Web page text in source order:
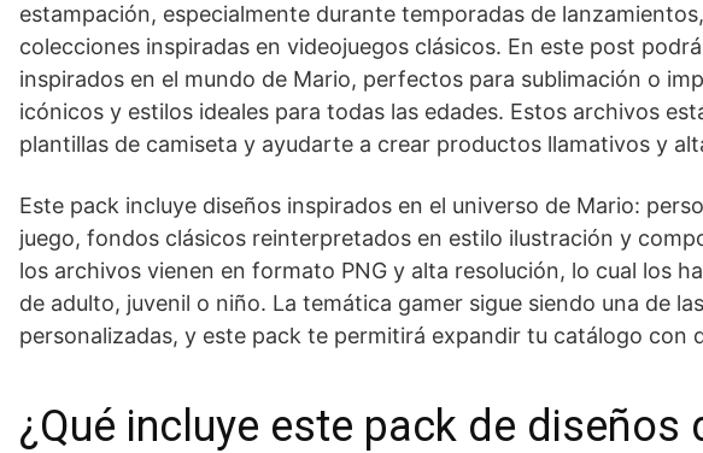
estampación, especialmente durante temporadas de
colecciones inspiradas en videojuegos clásicos. En este post
inspirados en el mundo de Mario, perfectos para sublimación o
icónicos y estilos ideales para todas las edades. Estos archivos
plantillas de camiseta y ayudarte a crear productos llamativos y
Este pack incluye diseños inspirados en el universo de Mario:
juego, fondos clásicos reinterpretados en estilo ilustración y
los archivos vienen en formato PNG y alta resolución, lo cual los
de adulto, juvenil o niño. La temática gamer sigue siendo una de
personalizadas, y este pack te permitirá expandir tu catálogo con
¿Qué incluye este pack de diseños